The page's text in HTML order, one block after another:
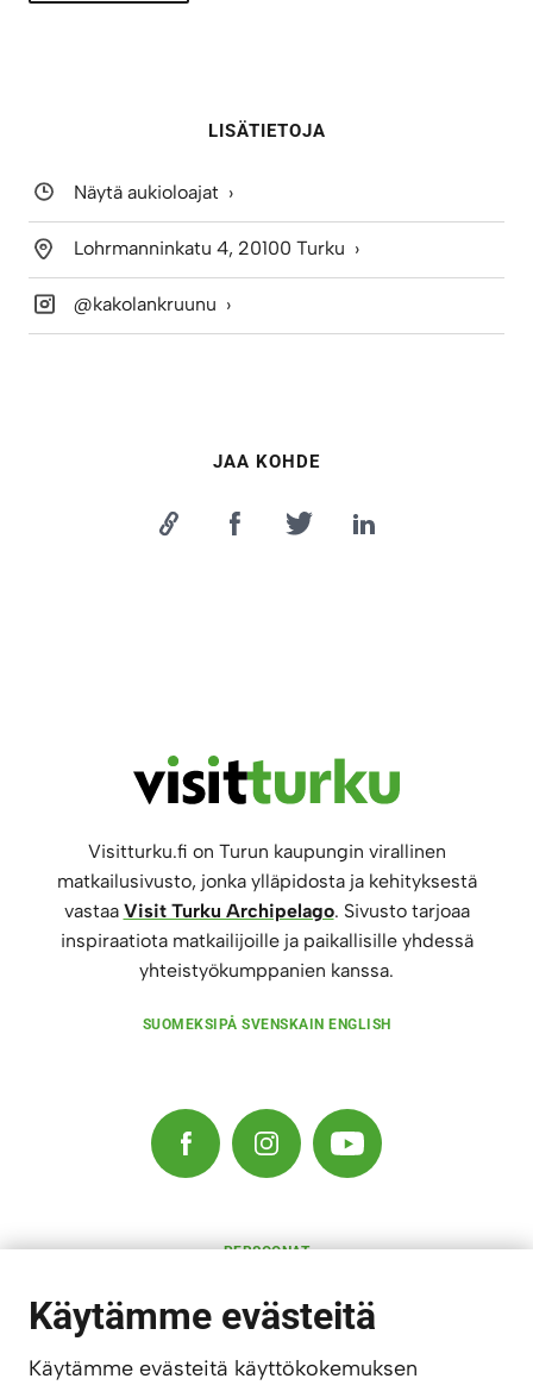
LISÄTIETOJA
Näytä aukioloajat
Lohrmanninkatu 4, 20100 Turku
@kakolankruunu
JAA KOHDE
Visitturku.fi on Turun kaupungin virallinen
matkailusivusto, jonka ylläpidosta ja kehityksestä
vastaa Visit Turku Archipelago. Sivusto tarjoaa
inspiraatiota matkailijoille ja paikallisille yhdessä
yhteistyökumppanien kanssa.
SUOMEKSI PÅ SVENSKA IN ENGLISH
PERSOONAT
MAJOITUS
AKTIVITEETIT
LAPSIPERHEET
Käytämme evästeitä
Käytämme evästeitä käyttökokemuksen